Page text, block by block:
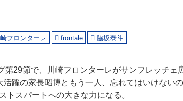
フロンターレ frontale 脇坂泰斗
第29節で、川崎フロンターレがサンフレッチェ
躍の家長昭博ともう一人、忘れてはいけない
トスパートへの大きな力になる。